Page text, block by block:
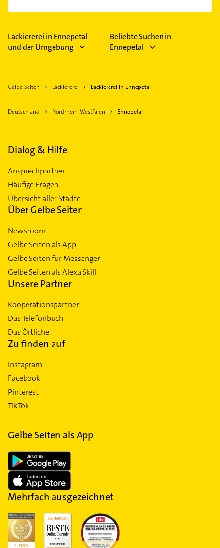
Im Anbieter-Bereich finden Sie alleÖffnungszeiten.
Feiertagen abweichen können.
Lackiererei in Ennepetal
und der Umgebung
Beliebte Suchen in
Ennepetal
Gelbe Seiten Lackiererei Lackiererei in Ennepetal
Deutschland Nordrhein-Westfalen Ennepetal
Dialog & Hilfe
Ansprechpartner
Häufige Fragen
Übersicht aller Städte
Über Gelbe Seiten
Newsroom
Gelbe Seiten als App
Gelbe Seiten für Messenger
Gelbe Seiten als Alexa Skill
Unsere Partner
Kooperationspartner
Das Telefonbuch
Das Örtliche
Zu finden auf
Instagram
Facebook
Pinterest
TikTok
Gelbe Seiten als App
Mehrfach ausgezeichnet